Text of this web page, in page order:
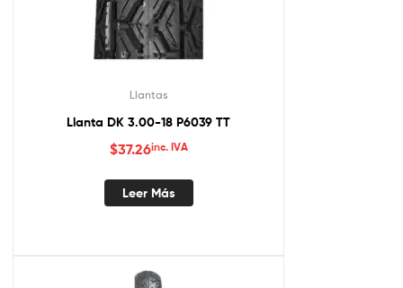
Llantas
Llanta DK 3.00-18 P6039 TT
$37.26inc. IVA
Leer Más